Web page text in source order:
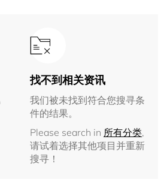
找不到相关资讯
我们被未找到符合您搜寻条
件的结果。
Please search in 所有分类,
请试着选择其他项目并重新
搜寻！